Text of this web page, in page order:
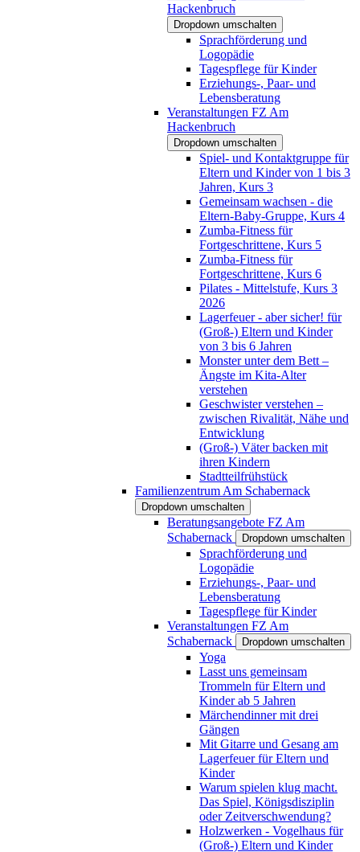
Hackenbruch
Dropdown umschalten
Sprachförderung und
Logopädie
Tagespflege für Kinder
Erziehungs-, Paar- und
Lebensberatung
Veranstaltungen FZ Am
Hackenbruch
Dropdown umschalten
Spiel- und Kontaktgruppe für
Eltern und Kinder von 1 bis 3
Jahren, Kurs 3
Gemeinsam wachsen - die
Eltern-Baby-Gruppe, Kurs 4
Zumba-Fitness für
Fortgeschrittene, Kurs 5
Zumba-Fitness für
Fortgeschrittene, Kurs 6
Pilates - Mittelstufe, Kurs 3
2026
Lagerfeuer - aber sicher! für
(Groß-) Eltern und Kinder
von 3 bis 6 Jahren
Monster unter dem Bett –
Ängste im Kita-Alter
verstehen
Geschwister verstehen –
zwischen Rivalität, Nähe und
Entwicklung
(Groß-) Väter backen mit
ihren Kindern
Stadtteilfrühstück
Familienzentrum Am Schabernack
Dropdown umschalten
Beratungsangebote FZ Am
Schabernack
Dropdown umschalten
Sprachförderung und
Logopädie
Erziehungs-, Paar- und
Lebensberatung
Tagespflege für Kinder
Veranstaltungen FZ Am
Schabernack
Dropdown umschalten
Yoga
Lasst uns gemeinsam
Trommeln für Eltern und
Kinder ab 5 Jahren
Märchendinner mit drei
Gängen
Mit Gitarre und Gesang am
Lagerfeuer für Eltern und
Kinder
Warum spielen klug macht.
Das Spiel, Königsdisziplin
oder Zeitverschwendung?
Holzwerken - Vogelhaus für
(Groß-) Eltern und Kinder